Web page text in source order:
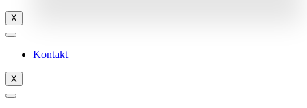
X
Kontakt
X